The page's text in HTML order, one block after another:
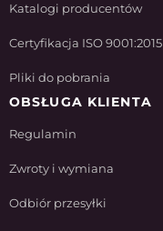
Katalogi producentów
Certyfikacja ISO 9001:2015
Pliki do pobrania
OBSŁUGA KLIENTA
Regulamin
Zwroty i wymiana
Odbiór przesyłki